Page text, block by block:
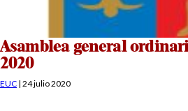
Quiénes somos
Junta Directiva
Servicios de la EUC
Estatutos
Sitio de Calahonda en cifras
Actuaciones
Utilidades para
Plano de Calahonda
Asamblea general
2020
EUC | 24 julio 2020